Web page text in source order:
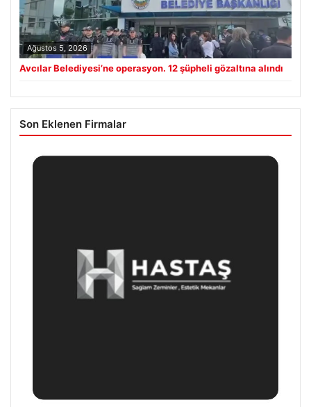
Ağustos 5, 2026
Avcılar Belediyesi’ne operasyon. 12 şüpheli gözaltına alındı
Son Eklenen Firmalar